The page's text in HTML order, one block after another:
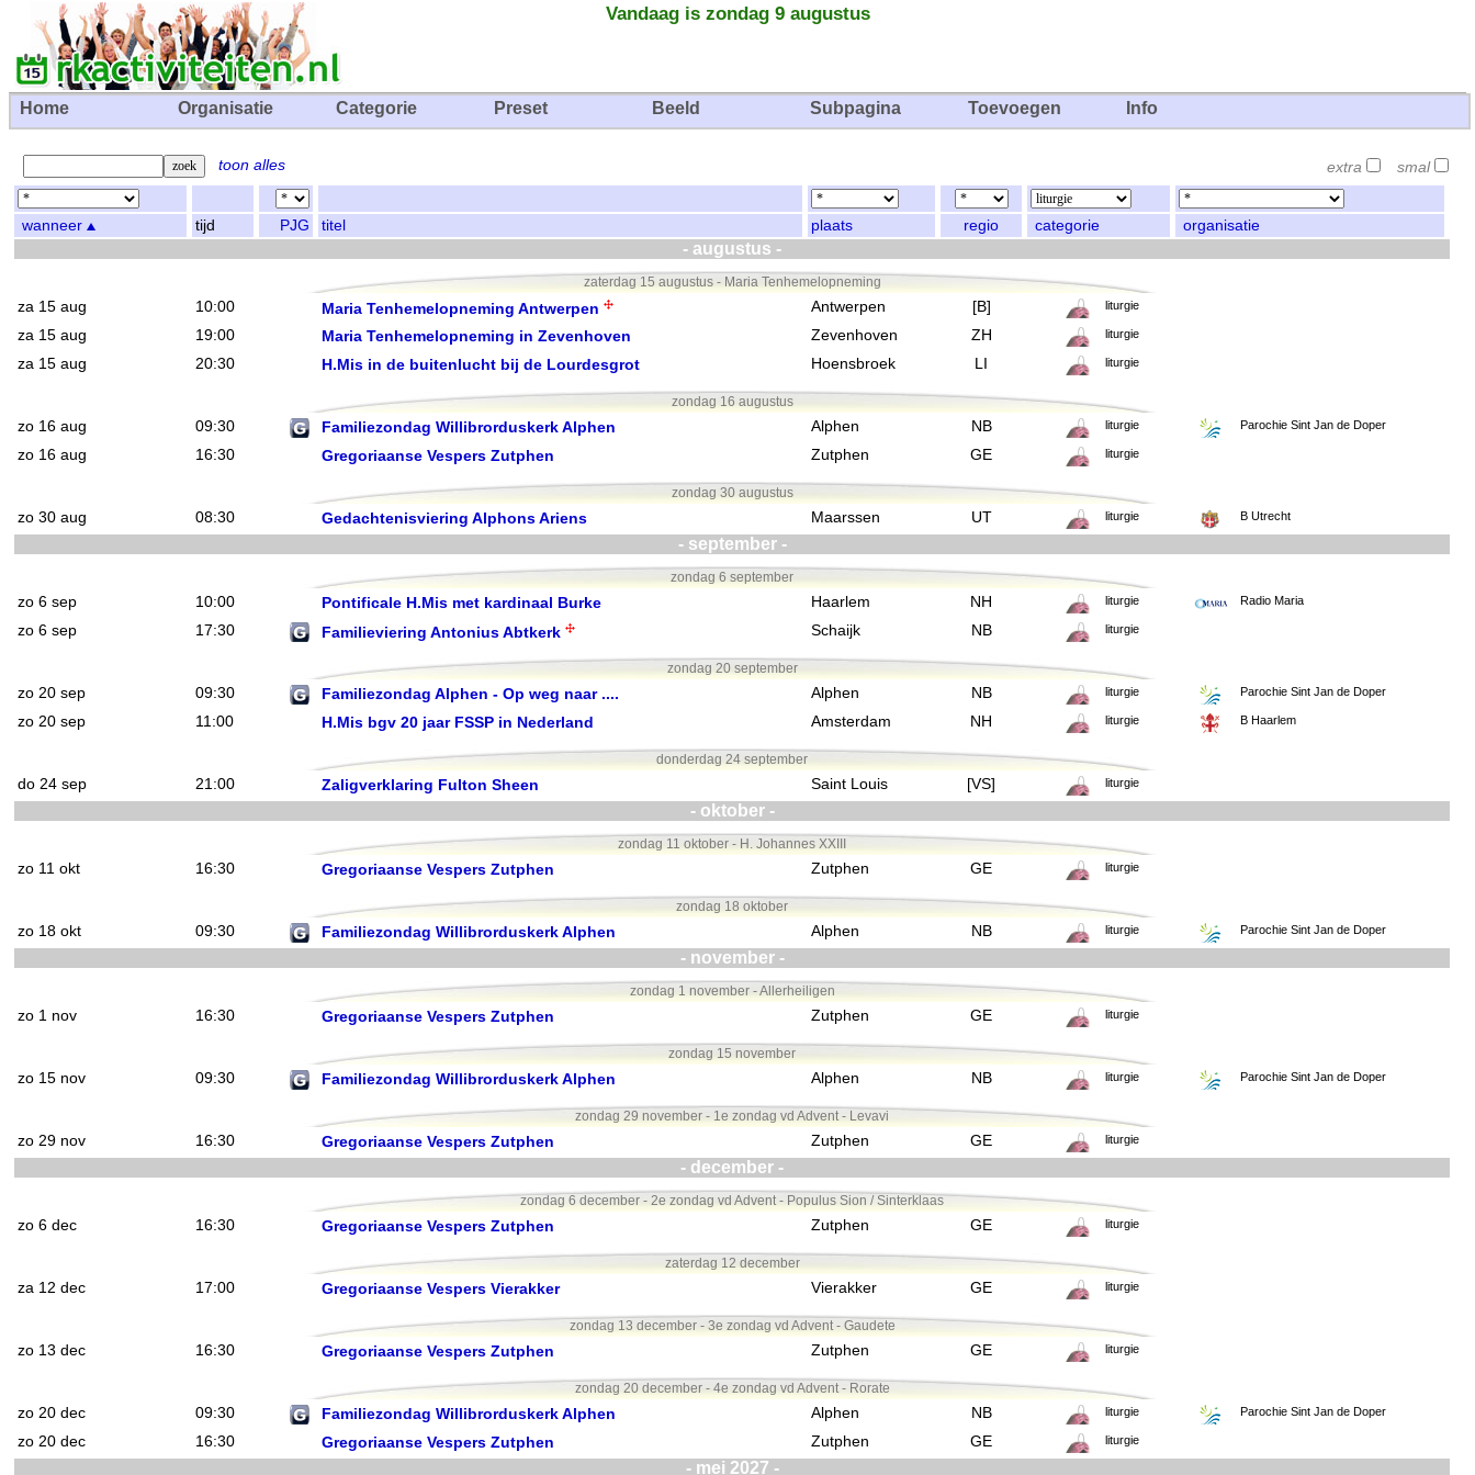
Vandaag is zondag 9 augustus
Home Organisatie Categorie Preset Beeld Subpagina Toevoegen Info
toon alles extra smal
wanneer tijd PJG titel plaats regio categorie organisatie
- augustus -
zaterdag 15 augustus - Maria Tenhemelopneming
za 15 aug 10:00 Maria Tenhemelopneming Antwerpen Antwerpen [B] liturgie
za 15 aug 19:00 Maria Tenhemelopneming in Zevenhoven Zevenhoven ZH liturgie
za 15 aug 20:30 H.Mis in de buitenlucht bij de Lourdesgrot Hoensbroek LI liturgie
zondag 16 augustus
zo 16 aug 09:30 Familiezondag Willibrorduskerk Alphen Alphen NB liturgie Parochie Sint Jan de Doper
zo 16 aug 16:30 Gregoriaanse Vespers Zutphen Zutphen GE liturgie
zondag 30 augustus
zo 30 aug 08:30 Gedachtenisviering Alphons Ariens Maarssen UT liturgie B Utrecht
- september -
zondag 6 september
zo 6 sep 10:00 Pontificale H.Mis met kardinaal Burke Haarlem NH liturgie Radio Maria
zo 6 sep 17:30 Familieviering Antonius Abtkerk Schaijk NB liturgie
zondag 20 september
zo 20 sep 09:30 Familiezondag Alphen - Op weg naar .... Alphen NB liturgie Parochie Sint Jan de Doper
zo 20 sep 11:00 H.Mis bgv 20 jaar FSSP in Nederland Amsterdam NH liturgie B Haarlem
donderdag 24 september
do 24 sep 21:00 Zaligverklaring Fulton Sheen Saint Louis [VS] liturgie
- oktober -
zondag 11 oktober - H. Johannes XXIII
zo 11 okt 16:30 Gregoriaanse Vespers Zutphen Zutphen GE liturgie
zondag 18 oktober
zo 18 okt 09:30 Familiezondag Willibrorduskerk Alphen Alphen NB liturgie Parochie Sint Jan de Doper
- november -
zondag 1 november - Allerheiligen
zo 1 nov 16:30 Gregoriaanse Vespers Zutphen Zutphen GE liturgie
zondag 15 november
zo 15 nov 09:30 Familiezondag Willibrorduskerk Alphen Alphen NB liturgie Parochie Sint Jan de Doper
zondag 29 november - 1e zondag vd Advent - Levavi
zo 29 nov 16:30 Gregoriaanse Vespers Zutphen Zutphen GE liturgie
- december -
zondag 6 december - 2e zondag vd Advent - Populus Sion / Sinterklaas
zo 6 dec 16:30 Gregoriaanse Vespers Zutphen Zutphen GE liturgie
zaterdag 12 december
za 12 dec 17:00 Gregoriaanse Vespers Vierakker Vierakker GE liturgie
zondag 13 december - 3e zondag vd Advent - Gaudete
zo 13 dec 16:30 Gregoriaanse Vespers Zutphen Zutphen GE liturgie
zondag 20 december - 4e zondag vd Advent - Rorate
zo 20 dec 09:30 Familiezondag Willibrorduskerk Alphen Alphen NB liturgie Parochie Sint Jan de Doper
zo 20 dec 16:30 Gregoriaanse Vespers Zutphen Zutphen GE liturgie
- mei 2027 -